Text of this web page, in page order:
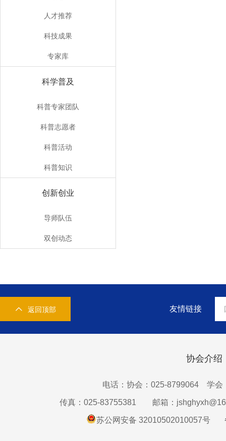
人才推荐
科技成果
专家库
科学普及
科普专家团队
科普志愿者
科普活动
科普知识
创新创业
导师队伍
双创动态
返回顶部 友情链接
协会介绍
电话：协会：025-8799064 学会
传真：025-83755381 邮箱：
苏公网安备 32010502010057号